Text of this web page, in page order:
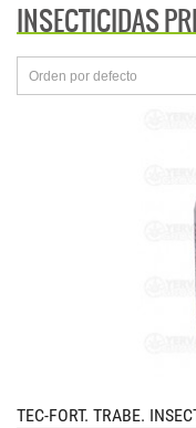
INSECTICIDAS
Orden por defecto
TEC-FORT. TRABE.